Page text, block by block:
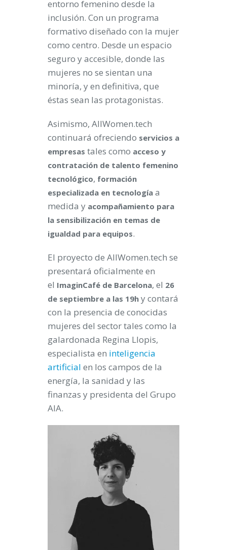
entorno femenino desde la
inclusión. Con un programa
formativo diseñado con la mujer
como centro. Desde un espacio
seguro y accesible, donde las
mujeres no se sientan una
minoría, y en definitiva, que
éstas sean las protagonistas.
Asimismo, AllWomen.tech
continuará ofreciendo servicios a
empresas tales como acceso y
contratación de talento femenino
tecnológico, formación
especializada en tecnología a
medida y acompañamiento para
la sensibilización en temas de
igualdad para equipos.
El proyecto de AllWomen.tech se
presentará oficialmente en
el ImaginCafé de Barcelona, el 26
de septiembre a las 19h y contará
con la presencia de conocidas
mujeres del sector tales como la
galardonada Regina Llopis,
especialista en inteligencia
artificial en los campos de la
energía, la sanidad y las
finanzas y presidenta del Grupo
AIA.